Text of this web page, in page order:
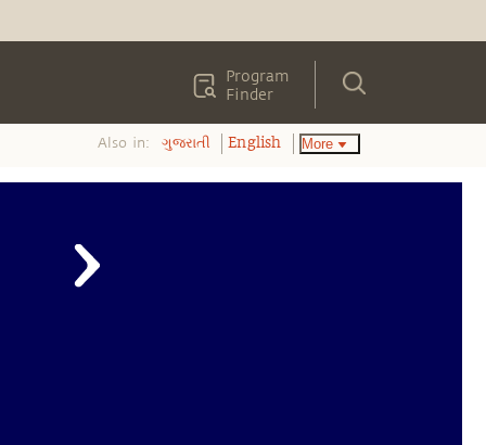
Program
Finder
Also in: ગુજરાતી English More